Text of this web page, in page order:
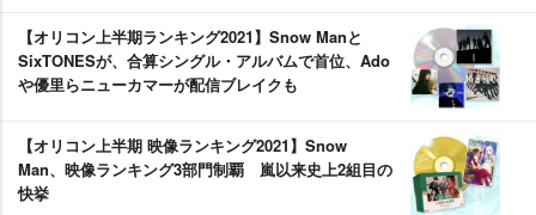
【オリコン上半期ランキング2021】Snow Manと
SixTONESが、合算シングル・アルバムで首位、Ado
優里らニューカマーが配信ブレイクも
【オリコン上半期 映像ランキング2021】Snow
Man、映像ランキング3部門制覇 嵐以来史上2組目の
快挙